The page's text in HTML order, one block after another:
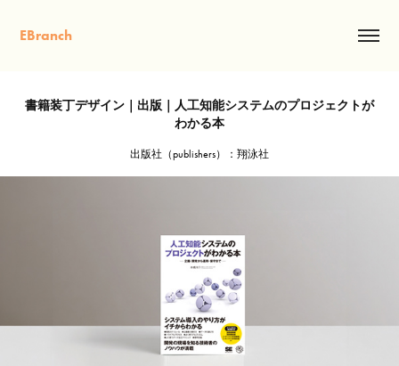
EBranch
書籍装丁デザイン｜出版｜人工知能システムのプロジェクトが
わかる本
出版社（publishers）：翔泳社